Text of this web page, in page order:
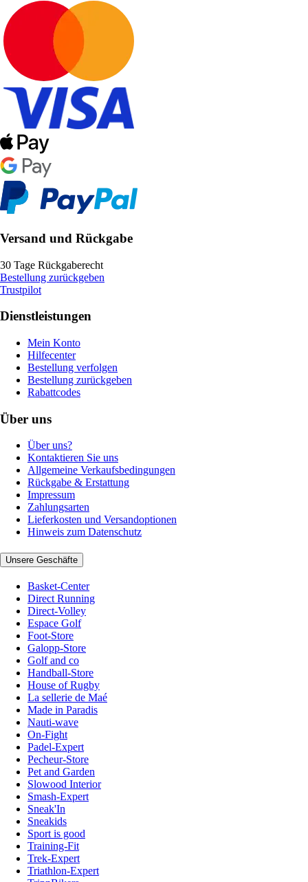
Versand und Rückgabe
30 Tage Rückgaberecht
Bestellung zurückgeben
Trustpilot
Dienstleistungen
Mein Konto
Hilfecenter
Bestellung verfolgen
Bestellung zurückgeben
Rabattcodes
Über uns
Über uns?
Kontaktieren Sie uns
Allgemeine Verkaufsbedingungen
Rückgabe & Erstattung
Impressum
Zahlungsarten
Lieferkosten und Versandoptionen
Hinweis zum Datenschutz
Unsere Geschäfte
Basket-Center
Direct Running
Direct-Volley
Espace Golf
Foot-Store
Galopp-Store
Golf and co
Handball-Store
House of Rugby
La sellerie de Maé
Made in Paradis
Nauti-wave
On-Fight
Padel-Expert
Pecheur-Store
Pet and Garden
Slowood Interior
Smash-Expert
Sneak'In
Sneakids
Sport is good
Training-Fit
Trek-Expert
Triathlon-Expert